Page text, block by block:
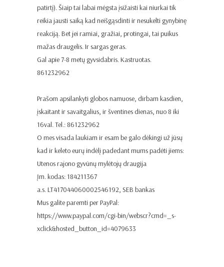
patirtį). Šiaip tai labai mėgsta įsižaisti kai niurkai tik
reikia jausti saiką kad neišgąsdinti ir nesukelti gynybinę
reakciją. Bet jei ramiai, gražiai, protingai, tai puikus
mažas draugelis. Ir sargas geras.
Gal apie 7-8 metų gyvsidabris. Kastruotas.
861232962
Prašom apsilankyti globos namuose, dirbam kasdien,
įskaitant ir savaitgalius, ir šventines dienas, nuo 8 iki
16val. Tel.: 861232962
O mes visada laukiam ir esam be galo dėkingi už jūsų
kad ir keleto eurų indėlį padedant mums padėti jiems:
Utenos rajono gyvūnų mylėtojų draugija
Įm. kodas: 184211367
a.s. LT417044060002546192, SEB bankas
Mus galite paremti per PayPal:
https://www.paypal.com/cgi-bin/webscr?cmd=_s-
xclick&hosted_button_id=4079633